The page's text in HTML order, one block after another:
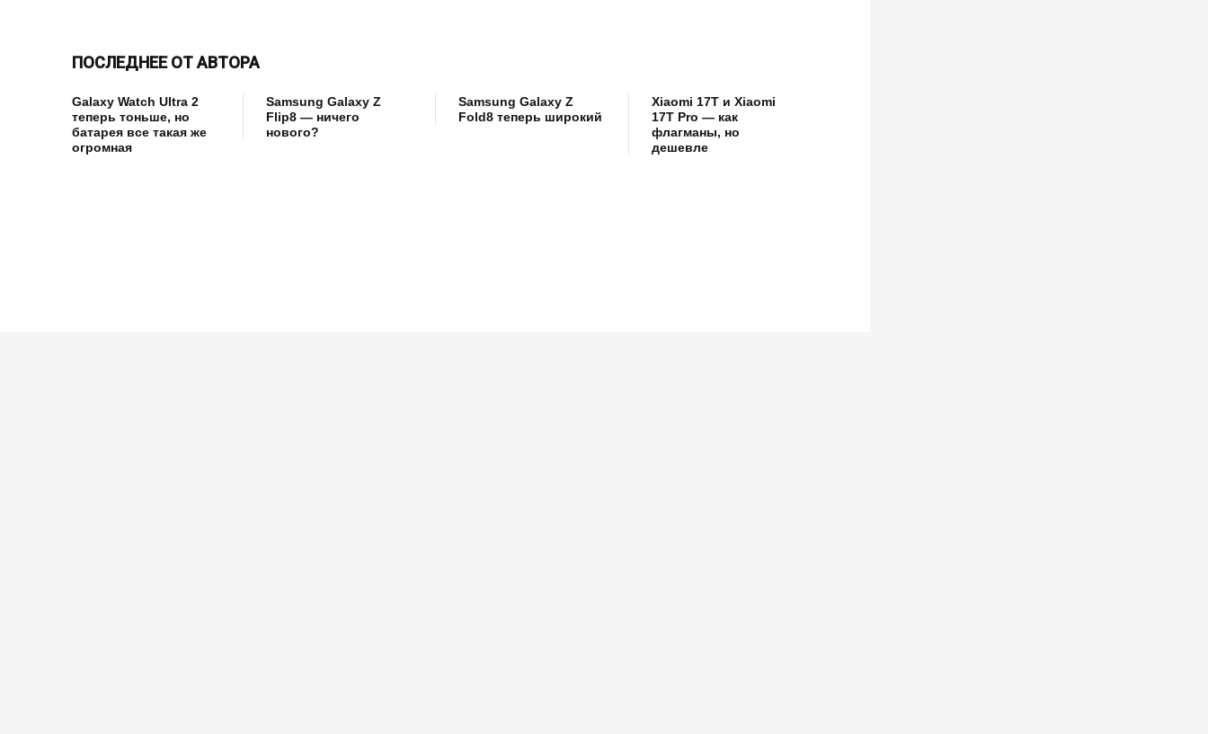
ПОСЛЕДНЕЕ ОТ АВТОРА
Galaxy Watch Ultra 2
теперь тоньше, но
батарея все такая же
огромная
Samsung Galaxy Z
Flip8 — ничего
нового?
Samsung Galaxy Z
Fold8 теперь широкий
Xiaomi 17T и Xiaomi
17T Pro — как
флагманы, но
дешевле